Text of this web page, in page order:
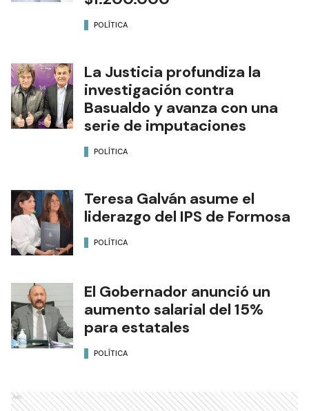
POLÍTICA
La Justicia profundiza la
investigación contra
Basualdo y avanza con una
serie de imputaciones
POLÍTICA
Teresa Galván asume el
liderazgo del IPS de Formosa
POLÍTICA
El Gobernador anunció un
aumento salarial del 15%
para estatales
POLÍTICA
Ads